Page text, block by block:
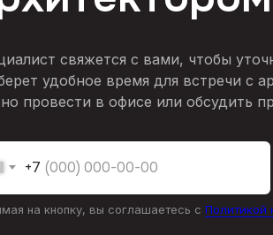
свяжется с вами, чтобы
удобное время для встречи с
провести в офисе или обсудить
+7
на кнопку, вы соглашаетесь с Политикой